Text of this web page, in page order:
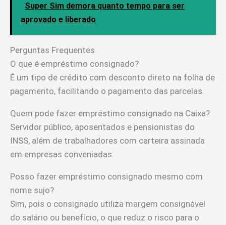
Super Sim demora quanto tempo para ser
aprovado e liberado
Perguntas Frequentes
O que é empréstimo consignado?
É um tipo de crédito com desconto direto na folha de
pagamento, facilitando o pagamento das parcelas.
Quem pode fazer empréstimo consignado na Caixa?
Servidor público, aposentados e pensionistas do
INSS, além de trabalhadores com carteira assinada
em empresas conveniadas.
Posso fazer empréstimo consignado mesmo com
nome sujo?
Sim, pois o consignado utiliza margem consignável
do salário ou benefício, o que reduz o risco para o